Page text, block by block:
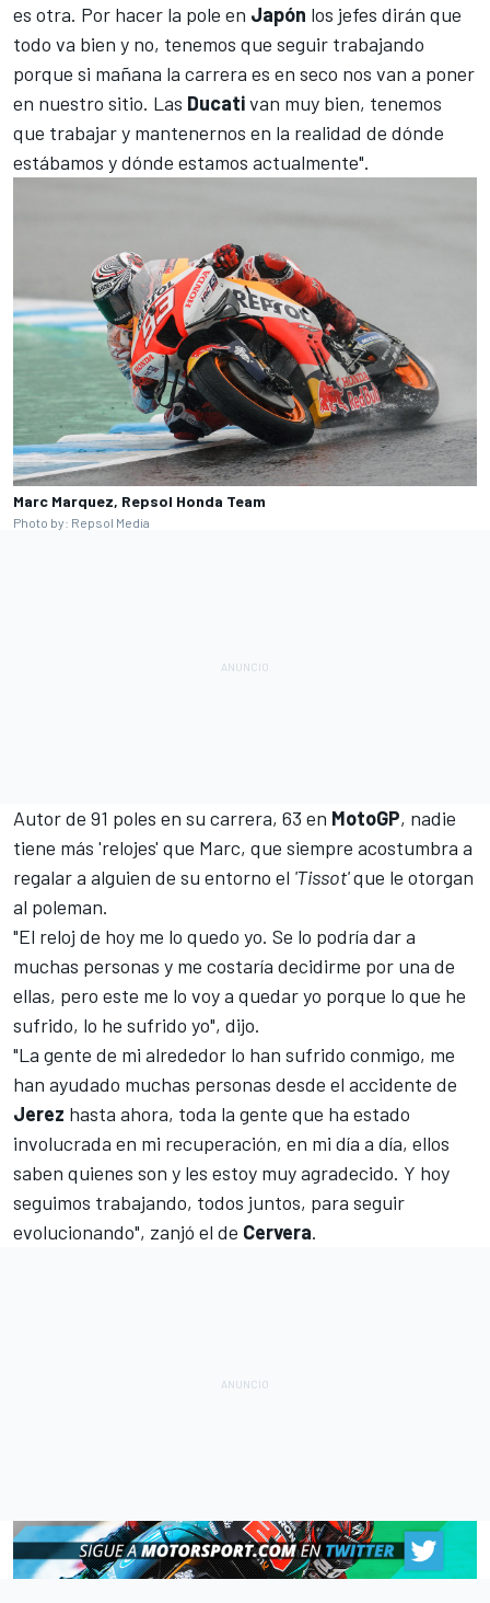
es otra. Por hacer la pole en Japón los jefes dirán que
todo va bien y no, tenemos que seguir trabajando
porque si mañana la carrera es en seco nos van a poner
en nuestro sitio. Las Ducativan muy bien, tenemos
que trabajar y mantenernos en la realidad de dónde
estábamos y dónde estamos actualmente".
Marc Marquez, Repsol Honda Team
Photo by: Repsol Media
Autor de 91 poles en su carrera, 63 en MotoGP, nadie
tiene más 'relojes' que Marc, que siempre acostumbra a
regalar a alguien de su entorno el 'Tissot'que le otorgan
al poleman.
"El reloj de hoy me lo quedo yo. Se lo podría dar a
muchas personas y me costaría decidirme por una de
ellas, pero este me lo voy a quedar yo porque lo que he
sufrido, lo he sufrido yo", dijo.
"La gente de mi alrededor lo han sufrido conmigo, me
han ayudado muchas personas desde el accidente de
Jerez hasta ahora, toda la gente que ha estado
involucrada en mi recuperación, en mi día a día, ellos
saben quienes son y les estoy muy agradecido. Y hoy
seguimos trabajando, todos juntos, para seguir
evolucionando", zanjó el de Cervera.